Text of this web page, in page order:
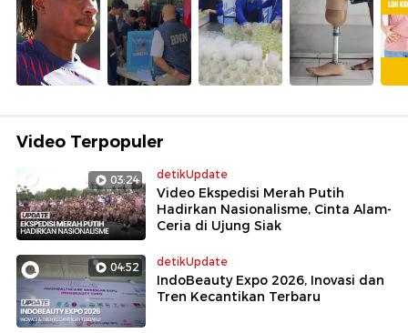
Video Terpopuler
03:24 detikUpdate
Video Ekspedisi Merah Putih
Hadirkan Nasionalisme, Cinta Alam-
Ceria di Ujung Siak
04:52 detikUpdate
IndoBeauty Expo 2026, Inovasi dan
Tren Kecantikan Terbaru